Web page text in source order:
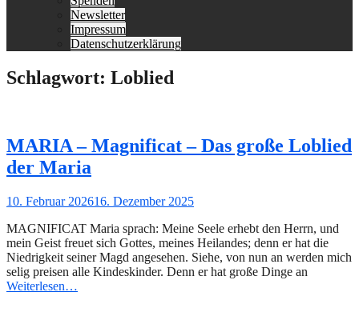
Newsletter
Impressum
Datenschutzerklärung
Schlagwort: Loblied
MARIA – Magnificat – Das große Loblied
der Maria
Gepostet
10. Februar 202616. Dezember 2025
MAGNIFICAT Maria sprach: Meine Seele erhebt den Herrn, und
mein Geist freuet sich Gottes, meines Heilandes; denn er hat die
Niedrigkeit seiner Magd angesehen. Siehe, von nun an werden mich
selig preisen alle Kindeskinder. Denn er hat große Dinge an
Weiterlesen…